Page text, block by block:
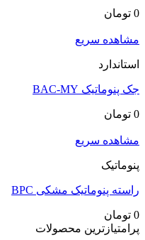
0 تومان
مشاهده سریع
استاندارد
جک پنوماتیک BAC-MY
0 تومان
مشاهده سریع
پنوماتیک
راسته پنوماتیک مشکی BPC
0 تومان
پرامتیازترین محصولات